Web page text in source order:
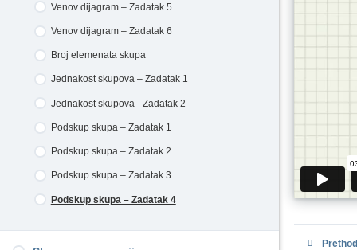
Venov dijagram – Zadatak 5
Venov dijagram – Zadatak 6
Broj elemenata skupa
Jednakost skupova – Zadatak 1
Jednakost skupova - Zadatak 2
Podskup skupa – Zadatak 1
Podskup skupa – Zadatak 2
Podskup skupa – Zadatak 3
Podskup skupa – Zadatak 4